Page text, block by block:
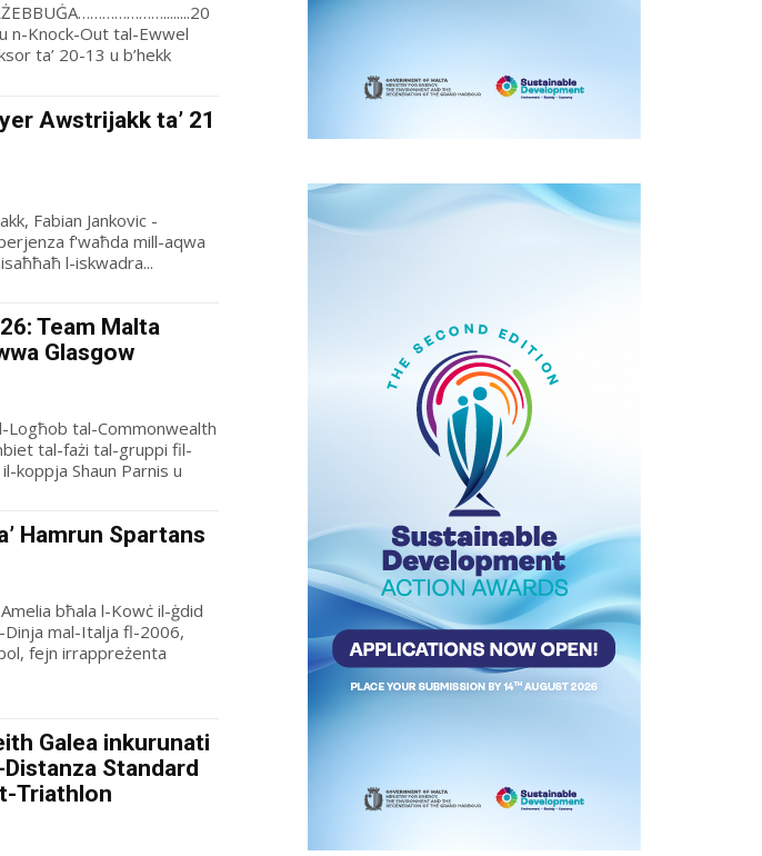
ta’ 20-13 u b’hekk
Awstrijakk ta’ 21
Fabian Jankovic -
f'waħda mill-aqwa
l-iskwadra...
Team Malta
Glasgow
tal-Commonwealth
tal-fażi tal-gruppi fil-
Hamrun Spartans
bħala l-Kowċ il-ġdid
fejn irrappreżenta
Galea inkurunati
Standard
Triathlon